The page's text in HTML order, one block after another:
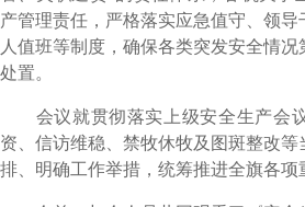
产管理责任，严格落实应急值守、领
人值班等制度，确保各类突发安全情
处置。
会议就贯彻落实上级安全生产会
资、信访维稳、禁牧休牧及图斑整改
排、明确工作举措，统筹推进全旗各项